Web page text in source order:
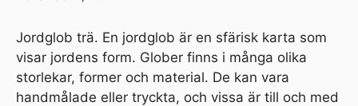
Jordglob trä. En jordglob är en sfärisk karta som
visar jordens form. Glober finns i många olika
storlekar, former och material. De kan vara
handmålade eller tryckta, och vissa är till och med